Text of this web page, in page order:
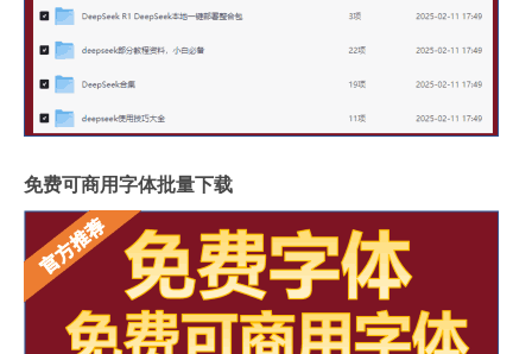
免费可商用字体批量下载